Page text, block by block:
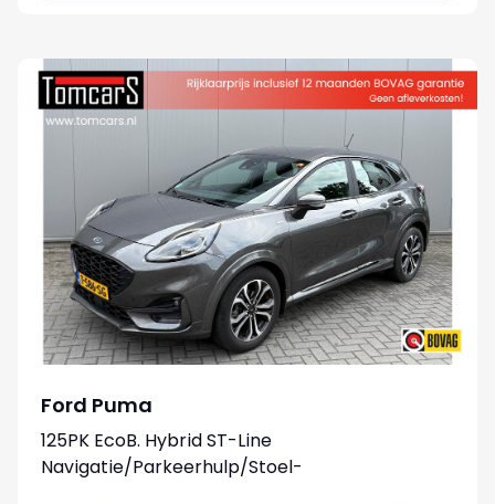
Ford Puma
125PK EcoB. Hybrid ST-Line
Navigatie/Parkeerhulp/Stoel-